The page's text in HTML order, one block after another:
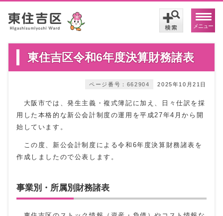
メニュー
東住吉区令和6年度決算財務諸表
2025年10月21日
ページ番号：662904
大阪市では、発生主義・複式簿記に加え、日々仕訳を採
用した本格的な新公会計制度の運用を平成27年4月から開
始しています。
この度、新公会計制度による令和6年度決算財務諸表を
作成しましたので公表します。
事業別・所属別財務諸表